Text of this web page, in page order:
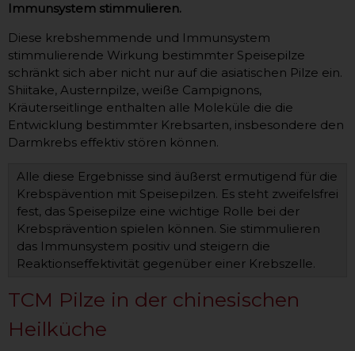
Immunsystem stimmulieren.
Diese krebshemmende und Immunsystem
stimmulierende Wirkung bestimmter Speisepilze
schränkt sich aber nicht nur auf die asiatischen Pilze ein.
Shiitake, Austernpilze, weiße Campignons,
Kräuterseitlinge enthalten alle Moleküle die die
Entwicklung bestimmter Krebsarten, insbesondere den
Darmkrebs effektiv stören können.
Alle diese Ergebnisse sind äußerst ermutigend für die
Krebspävention mit Speisepilzen. Es steht zweifelsfrei
fest, das Speisepilze eine wichtige Rolle bei der
Krebsprävention spielen können. Sie stimmulieren
das Immunsystem positiv und steigern die
Reaktionseffektivität gegenüber einer Krebszelle.
TCM Pilze in der chinesischen
Heilküche